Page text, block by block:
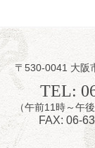
昼席：番
桂九寿玉／
★菟道
〒530-0041 大阪
TEL:
（午前11時～
FAX: 06-